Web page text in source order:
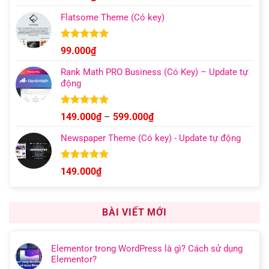
hạng4.96
5 sao
Flatsome Theme (Có key)
Được xếp
hạng 4.95
5 sao
99.000₫
Rank Math PRO Business (Có Key) – Update tự
động
Được xếp
hạng 5.00
5 sao
149.000₫ – 599.000₫Khoảng
từ
Newspaper Theme (Có key) - Update tự động
Được xếp
hạng 4.92
149.000₫
BÀI VIẾT MỚI
Elementor trong WordPress là gì? Cách sử dụng
Elementor?